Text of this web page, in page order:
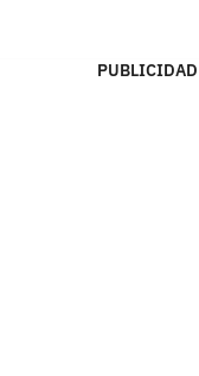
PUBLICIDAD